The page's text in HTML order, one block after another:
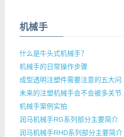
机械手
什么是牛头式机械手？
机械手的日常操作步骤
成型透明注塑件需要注意的五大问...
未来的注塑机械手会不会被多关节...
机械手案例实拍
润马机械手RG系列部分主要简介
润马机械手RHD系列部分主要简介